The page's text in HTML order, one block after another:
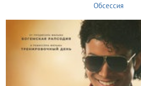
Обсессия